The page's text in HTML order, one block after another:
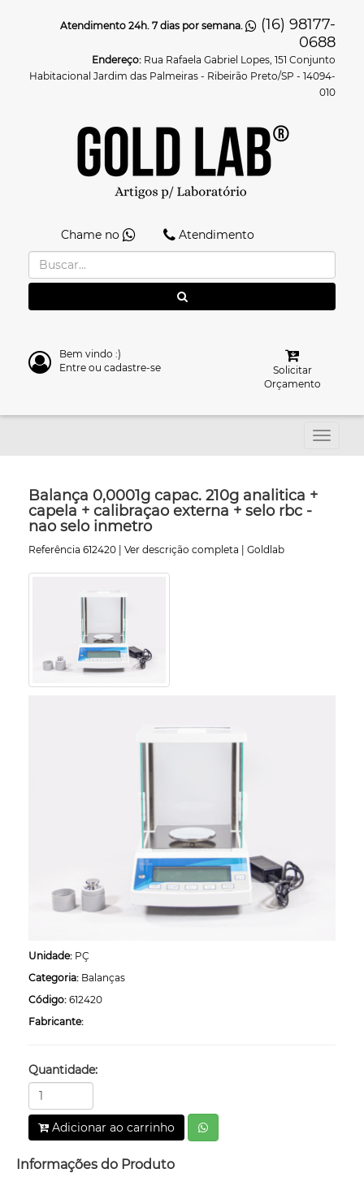
Atendimento 24h. 7 dias por semana.
(16) 98177-
0688
Endereço: Rua Rafaela Gabriel Lopes, 151 Conjunto
Habitacional Jardim das Palmeiras - Ribeirão Preto/SP - 14094-
010
Chame no Atendimento
Bem vindo :)
Entre ou cadastre-se
Solicitar
Orçamento
Balança 0,0001g capac. 210g analitica +
capela + calibraçao externa + selo rbc -
nao selo inmetro
Referência 612420 | Ver descrição completa | Goldlab
Unidade: PÇ
Categoria: Balanças
Código: 612420
Fabricante:
Quantidade:
Adicionar ao carrinho
Informações do Produto